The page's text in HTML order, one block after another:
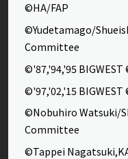
©HA/FAP
©Yudetamago/
Committee
©'87,'94,'95 BIGWEST
©'97,'02,'15 BIGWEST
©Nobuhiro Watsuki/
Committee
©Tappei